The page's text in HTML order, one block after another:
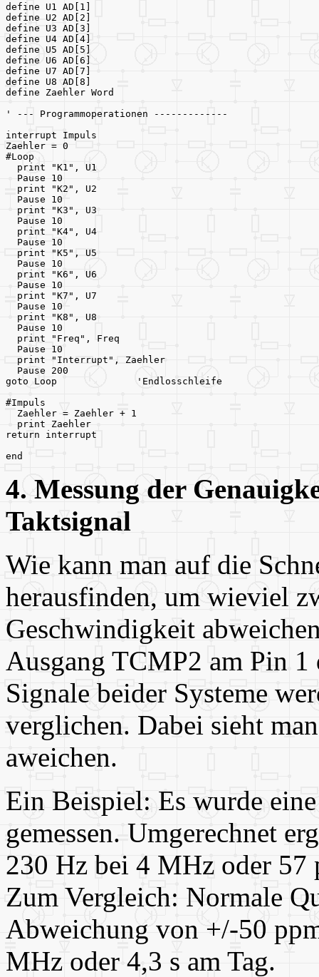
define U1 AD[1]
define U2 AD[2]
define U3 AD[3]
define U4 AD[4]
define U5 AD[5]
define U6 AD[6]
define U7 AD[7]
define U8 AD[8]
define Zaehler Word
' --- Programmoperationen -------------
interrupt Impuls
Zaehler = 0
#Loop
  print "K1", U1
  Pause 10
  print "K2", U2
  Pause 10
  print "K3", U3
  Pause 10
  print "K4", U4
  Pause 10
  print "K5", U5
  Pause 10
  print "K6", U6
  Pause 10
  print "K7", U7
  Pause 10
  print "K8", U8
  Pause 10
  print "Freq", Freq
  Pause 10
  print "Interrupt", Zaehler
  Pause 200
goto Loop              'Endlosschleife
#Impuls
  Zaehler = Zaehler + 1
  print Zaehler
return interrupt
end
4. Messung der
Taktsignal
Wie kann man auf die
herausfinden, um wieviel
Geschwindigkeit
Ausgang TCMP2 am Pin 1
Signale beider Systeme
verglichen. Dabei sieht
aweichen.
Ein Beispiel: Es wurde
gemessen. Umgerechnet
230 Hz bei 4 MHz oder 57
Zum Vergleich: Normale
Abweichung von +/-50
MHz oder 4,3 s am Tag.